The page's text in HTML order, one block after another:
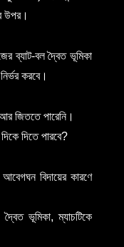
উপর।
ব্যাট-বল দ্বৈত ভূমিকা
করবে।
জিততে পারেনি।
দিতে পারবে?
বিদায়ের কারণে
দ্বৈত ভূমিকা, ম্যাচটিকে